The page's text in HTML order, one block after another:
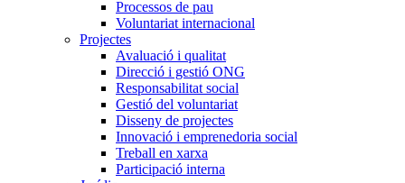
Processos de pau
Voluntariat internacional
Projectes
Avaluació i qualitat
Direcció i gestió ONG
Responsabilitat social
Gestió del voluntariat
Disseny de projectes
Innovació i emprenedoria social
Treball en xarxa
Participació interna